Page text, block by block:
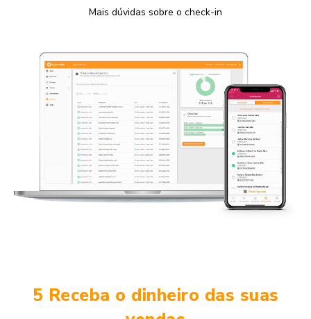
Mais dúvidas sobre o check-in
5 Receba o dinheiro das suas